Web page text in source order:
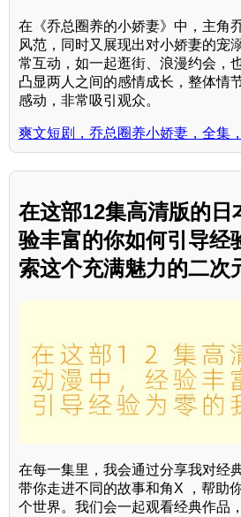
在《乔总圈养的小娇妻》中，主角
风范，同时又展现出对小娇妻的宠
常互动，如一起逛街、浪漫约会，
凸显两人之间的感情成长，整体情
感动，非常吸引观众。
爽文短剧，乔总圈养小娇妻，全集
在这部12集高清版的日
验丰富的你如何引导经
索这个充满魅力的二次
在每一集里，我会通过分享我对经
带你走进不同的故事和角X ，帮助
个世界。我们会一起观看经典作品